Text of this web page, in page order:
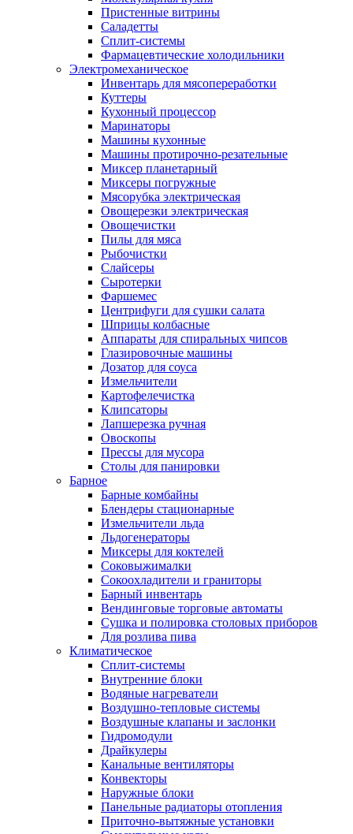
Пристенные витрины
Саладетты
Сплит-системы
Фармацевтические холодильники
Электромеханическое
Инвентарь для мясопереработки
Куттеры
Кухонный процессор
Маринаторы
Машины кухонные
Машины протирочно-резательные
Миксер планетарный
Миксеры погружные
Мясорубка электрическая
Овощерезки электрическая
Овощечистки
Пилы для мяса
Рыбочистки
Слайсеры
Сыротерки
Фаршемес
Центрифуги для сушки салата
Шприцы колбасные
Аппараты для спиральных чипсов
Глазировочные машины
Дозатор для соуса
Измельчители
Картофелечистка
Клипсаторы
Лапшерезка ручная
Овоскопы
Прессы для мусора
Столы для панировки
Барное
Барные комбайны
Блендеры стационарные
Измельчители льда
Льдогенераторы
Миксеры для коктелей
Соковыжималки
Сокоохладители и граниторы
Барный инвентарь
Вендинговые торговые автоматы
Сушка и полировка столовых приборов
Для розлива пива
Климатическое
Сплит-системы
Внутренние блоки
Водяные нагреватели
Воздушно-тепловые системы
Воздушные клапаны и заслонки
Гидромодули
Драйкулеры
Канальные вентиляторы
Конвекторы
Наружные блоки
Панельные радиаторы отопления
Приточно-вытяжные установки